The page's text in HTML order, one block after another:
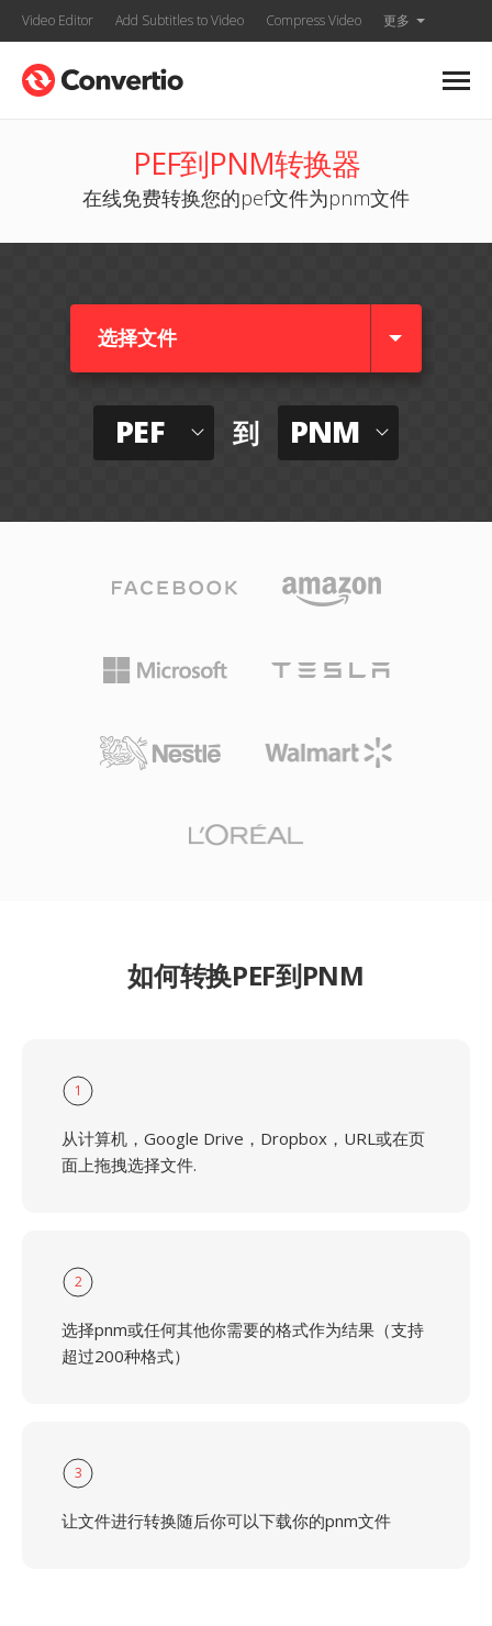
Video Editor Add Subtitles to Video Compress Video 更多
PEF到PNM转换器
在线免费转换您的pef文件为pnm文件
选择文件
PEF 到 PNM
如何转换PEF到PNM
1
从计算机，Google Drive，Dropbox，URL或在页
面上拖拽选择文件.
2
选择pnm或任何其他你需要的格式作为结果（支持
超过200种格式）
3
让文件进行转换随后你可以下载你的pnm文件